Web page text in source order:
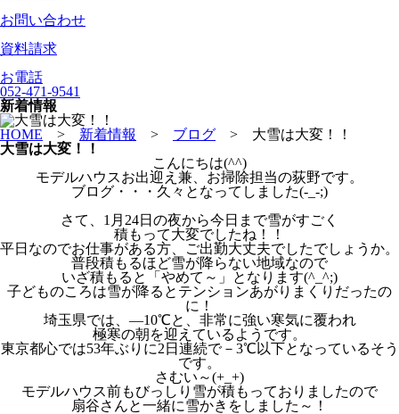
お問い合わせ
資料請求
お電話
052-471-9541
新着情報
HOME > 新着情報 > ブログ > 大雪は大変！！
大雪は大変！！
こんにちは(^^)
モデルハウスお出迎え兼、お掃除担当の荻野です。
ブログ・・・久々となってしました(-_-;)
さて、1月24日の夜から今日まで雪がすごく
積もって大変でしたね！！
平日なのでお仕事がある方、ご出勤大丈夫でしたでしょうか。
普段積もるほど雪が降らない地域なので
いざ積もると「やめて～」となります(^_^;)
子どものころは雪が降るとテンションあがりまくりだったの
に！
埼玉県では、―10℃と、非常に強い寒気に覆われ
極寒の朝を迎えているようです。
東京都心では53年ぶりに2日連続で－3℃以下となっているそう
です。
さむい～(+_+)
モデルハウス前もびっしり雪が積もっておりましたので
扇谷さんと一緒に雪かきをしました～！